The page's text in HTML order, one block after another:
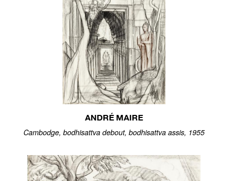
ANDRÉ MAIRE
Cambodge, bodhisattva debout, bodhisattva assis, 1955